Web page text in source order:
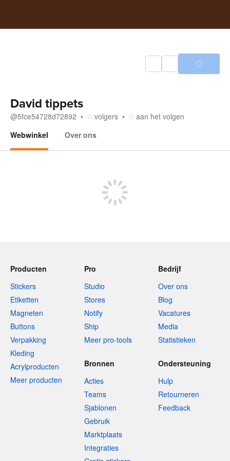
David tippets
@5fce54728d72892 volgers
aan het volgen
Webwinkel
Over ons
Producten
Stickers
Etiketten
Magneten
Buttons
Verpakking
Kleding
Acrylproducten
Meer producten
Pro
Studio
Stores
Notify
Ship
Meer pro-tools
Bedrijf
Over ons
Blog
Vacatures
Media
Statistieken
Bronnen
Acties
Teams
Sjablonen
Gebruik
Marktplaats
Integraties
Ondersteuning
Hulp
Retourneren
Feedback